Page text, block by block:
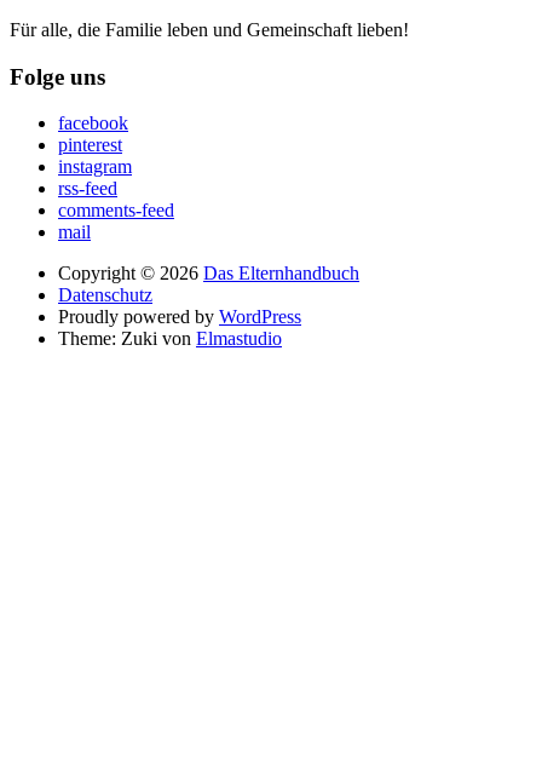
Für alle, die Familie leben und Gemeinschaft lieben!
Folge uns
facebook
pinterest
instagram
rss-feed
comments-feed
mail
Copyright © 2026 Das Elternhandbuch
Datenschutz
Proudly powered by WordPress
Theme: Zuki von Elmastudio